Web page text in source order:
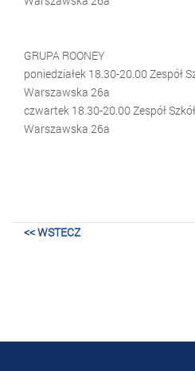
GRUPA ROONEY
poniedziałek 18.30-20.00 Zespół
Warszawska 26a
czwartek 18.30-20.00 Zespół
Warszawska 26a
<< WSTECZ